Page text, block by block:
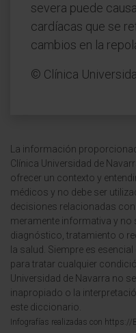
severa puede
cardíacas que se
cambios en la
© Clínica
La información
Clínica Universidad de
ofrecer un contexto y
médicos y no debe ser
decisiones relacionadas
meramente informativa y no
diagnóstico, tratamiento o
la salud. Siempre es
para tratar cualquier
Universidad de Navarra no
inapropiado o la
este diccionario.
Infografías realizadas con https://